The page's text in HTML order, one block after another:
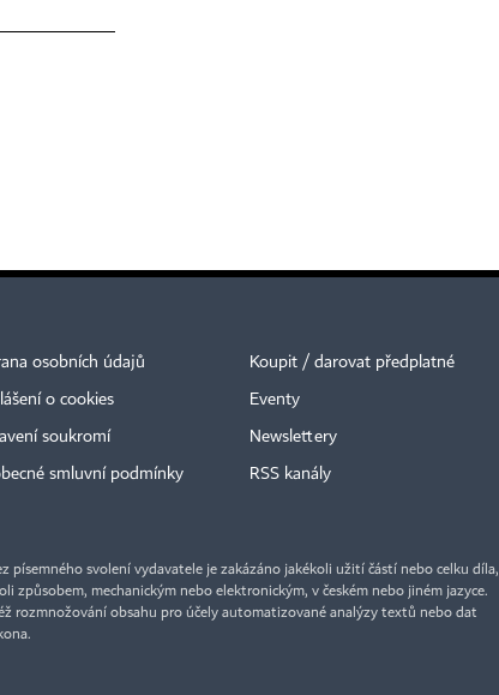
osobních údajů
o cookies
soukromí
smluvní podmínky
Koupit / darovat předplatné
Eventy
Newslettery
RSS kanály
písemného svolení vydavatele je zakázáno jakékoli užití částí nebo celku díla,
způsobem, mechanickým nebo elektronickým, v českém nebo jiném jazyce.
rozmnožování obsahu pro účely automatizované analýzy textů nebo dat